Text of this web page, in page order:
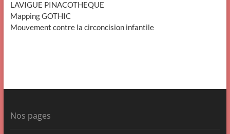
LAVIGUE PINACOTHEQUE
Mapping GOTHIC
Mouvement contre la circoncision infantile
Nos pages